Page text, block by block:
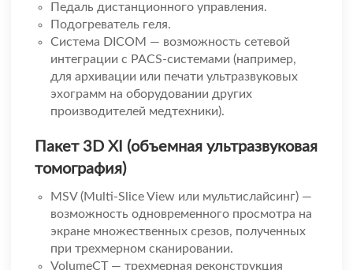
Педаль дистанционного управления.
Подогреватель геля.
Система DICOM — возможность сетевой
интеграции с PACS-системами (например,
для архивации или печати ультразвуковых
эхограмм на оборудовании других
производителей медтехники).
Пакет 3D XI (объемная ультразвуковая
томография)
MSV (Multi-Slice View или мультислайсинг) —
возможность одновременного просмотра на
экране множественных срезов, полученных
при трехмерном сканировании.
VolumeCT — трехмерная реконструкция